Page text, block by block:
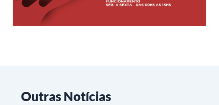
Outras Notícias